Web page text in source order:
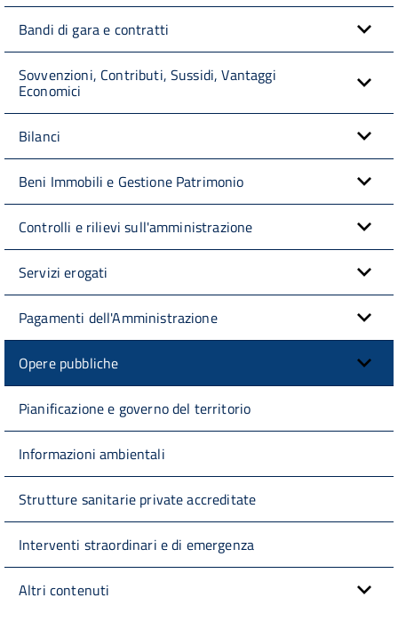
Bandi di gara e contratti
Sovvenzioni, Contributi, Sussidi, Vantaggi
Economici
Bilanci
Beni Immobili e Gestione Patrimonio
Controlli e rilievi sull'amministrazione
Servizi erogati
Pagamenti dell'Amministrazione
Opere pubbliche
Pianificazione e governo del territorio
Informazioni ambientali
Strutture sanitarie private accreditate
Interventi straordinari e di emergenza
Altri contenuti